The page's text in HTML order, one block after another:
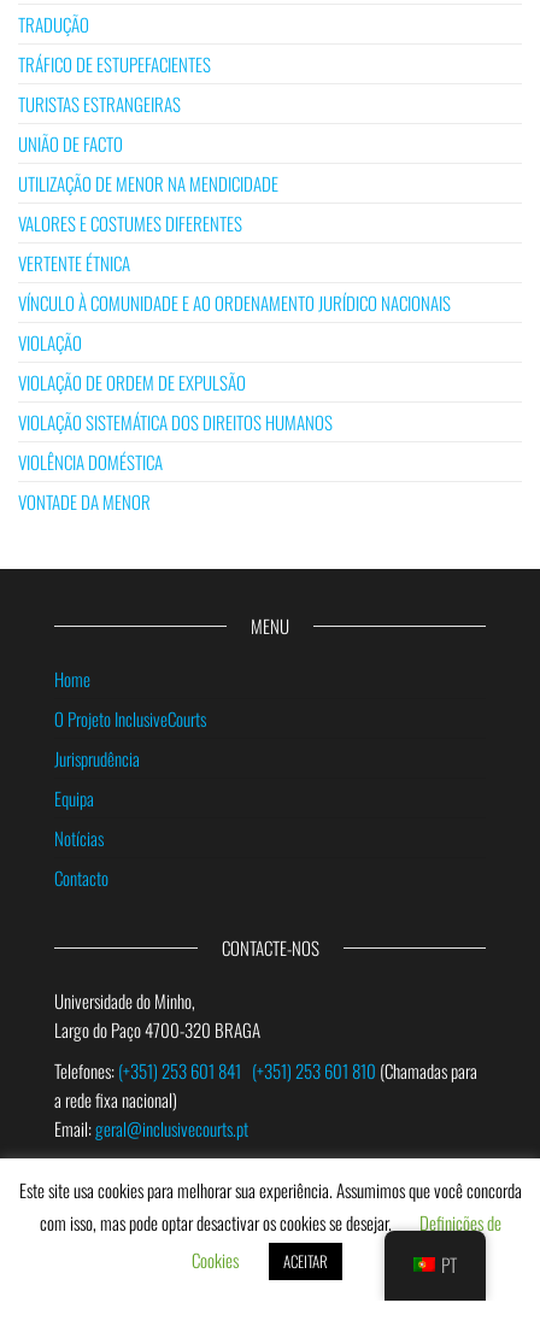
TRADUÇÃO
TRÁFICO DE ESTUPEFACIENTES
TURISTAS ESTRANGEIRAS
UNIÃO DE FACTO
UTILIZAÇÃO DE MENOR NA MENDICIDADE
VALORES E COSTUMES DIFERENTES
VERTENTE ÉTNICA
VÍNCULO À COMUNIDADE E AO ORDENAMENTO JURÍDICO NACIONAIS
VIOLAÇÃO
VIOLAÇÃO DE ORDEM DE EXPULSÃO
VIOLAÇÃO SISTEMÁTICA DOS DIREITOS HUMANOS
VIOLÊNCIA DOMÉSTICA
VONTADE DA MENOR
MENU
Home
O Projeto InclusiveCourts
Jurisprudência
Equipa
Notícias
Contacto
CONTACTE-NOS
Universidade do Minho,
Largo do Paço 4700-320 BRAGA
Telefones:(+351) 253 601 841 (+351) 253 601 810 (Chamadas para
a rede fixa nacional)
Email:geral@inclusivecourts.pt
PESQUISAR
Este site usa cookies para melhorar sua experiência. Assumimos que você concorda
com isso, mas pode optar desactivar os cookies se desejar.
Definições de
Cookies
ACEITAR PT